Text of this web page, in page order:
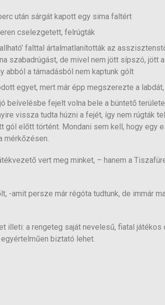
után sárgát kapott egy sima faltért
cselezgetett, felrúgták
falttal ártalmatlanították az
szabadrúgást, de mivel nem jött sípszó, jött
abból a támadásból nem kaptunk gólt
egyet, mert már épp megszerezte a
beívelésbe fejelt volna bele a büntető
vissza tudta húzni a fejét, így nem rúgták
gól előtt történt. Mondani sem kell, hogy
mérkőzésen.
vert meg minket, – hanem a
-amit persze már régóta tudtunk, de immár
illeti: a rengeteg saját nevelesű, fiatal
biztató lehet.